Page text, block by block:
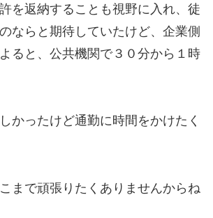
を返納することも視野に入れ、徒
ならと期待していたけど、企業側
ると、公共機関で３０分から１時
かったけど通勤に時間をかけたく
まで頑張りたくありませんからね